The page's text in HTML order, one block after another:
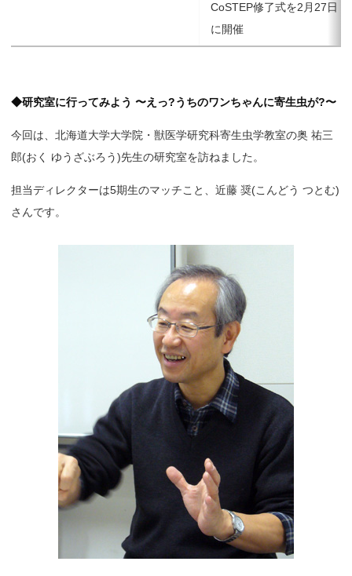
CoSTEP修了式を2月27日
に開催
◆研究室に行ってみよう 〜えっ?うちのワンちゃんに寄生虫が?〜
今回は、北海道大学大学院・獣医学研究科寄生虫学教室の奥 祐三
郎(おく ゆうざぶろう)先生の研究室を訪ねました。
担当ディレクターは5期生のマッチこと、近藤 奨(こんどう つとむ)
さんです。